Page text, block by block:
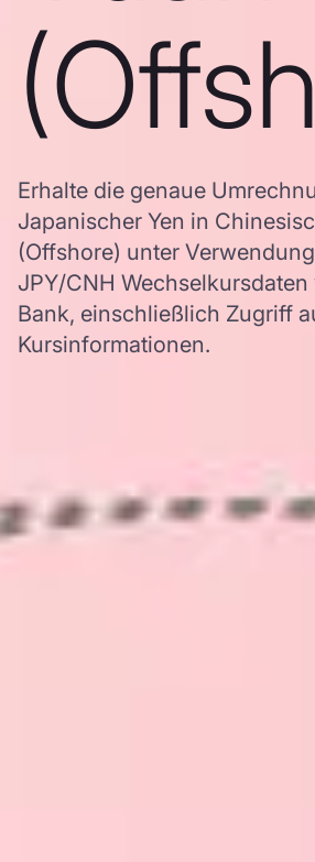
Erhalte die genaue
Japanischer Yen in
(Offshore) unter
JPY/CNH
Bank, einschließlich Zugriff
Kursinformationen.